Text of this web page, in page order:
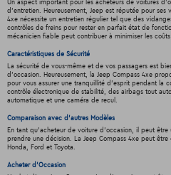
Un aspect important pour les acheteurs de voitures
d'entretien. Heureusement, Jeep est réputée pour ses
4xe nécessite un entretien régulier tel que des
contrôles de freins pour rester en parfait état de
mécanicien fiable peut contribuer à minimiser les
Caractéristiques de Sécurité
La sécurité de vous-même et de vos passagers est
d'occasion. Heureusement, la Jeep Compass 4xe
pour vous assurer une tranquillité d'esprit pendant la
contrôle électronique de stabilité, des airbags tout
automatique et une caméra de recul.
Comparaison avec d'autres Modèles
En tant qu'acheteur de voiture d'occasion, il peut
prendre une décision. La Jeep Compass 4xe peut
Honda, Ford et Toyota.
Acheter d'Occasion